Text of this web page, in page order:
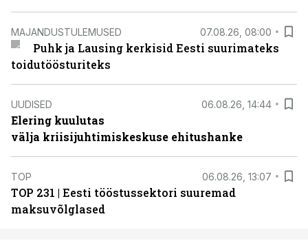
MAJANDUSTULEMUSED 07.08.26, 08:00
Puhk ja Lausing kerkisid Eesti suurimateks
toidutöösturiteks
UUDISED 06.08.26, 14:44
Elering kuulutas
välja kriisijuhtimiskeskuse ehitushanke
TOP 06.08.26, 13:07
TOP 231 | Eesti tööstussektori suuremad
maksuvõlglased